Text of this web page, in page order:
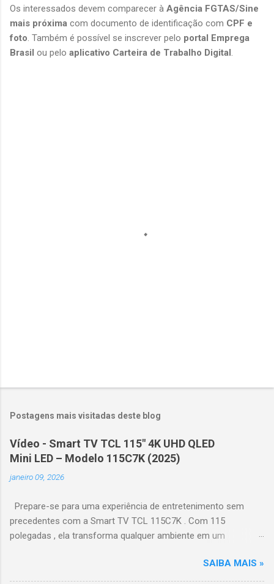
Os interessados devem comparecer à Agência FGTAS/Sine
mais próxima com documento de identificação com CPF e
foto . Também é possível se inscrever pelo portal Emprega
Brasil ou pelo aplicativo Carteira de Trabalho Digital
Postagens mais visitadas deste blog
Vídeo - Smart TV TCL 115" 4K UHD QLED
Mini LED – Modelo 115C7K (2025)
janeiro 09, 2026
Prepare-se para uma experiência de entretenimento sem
precedentes com a Smart TV TCL 115C7K . Com 115
polegadas , ela transforma qualquer ambiente em um
e realistas. 🌟 Destaques do produto Tela QLED Mini LED 115” :
controle de iluminação preciso, brilho intenso e cores
SAIBA MAIS »